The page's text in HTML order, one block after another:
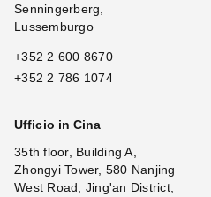
Senningerberg,
Lussemburgo
+352 2 600 8670
+352 2 786 1074
Ufficio in Cina
35th floor, Building A,
Zhongyi Tower, 580 Nanjing
West Road, Jing'an District,